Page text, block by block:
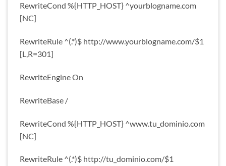
RewriteCond %{HTTP_HOST} ^yourblogname.com
[NC]
RewriteRule ^(.*)$ http://www.yourblogname.com/$1
[L,R=301]
RewriteEngine On
RewriteBase /
RewriteCond %{HTTP_HOST} ^www.tu_dominio.com
[NC]
RewriteRule ^(.*)$ http://tu_dominio.com/$1